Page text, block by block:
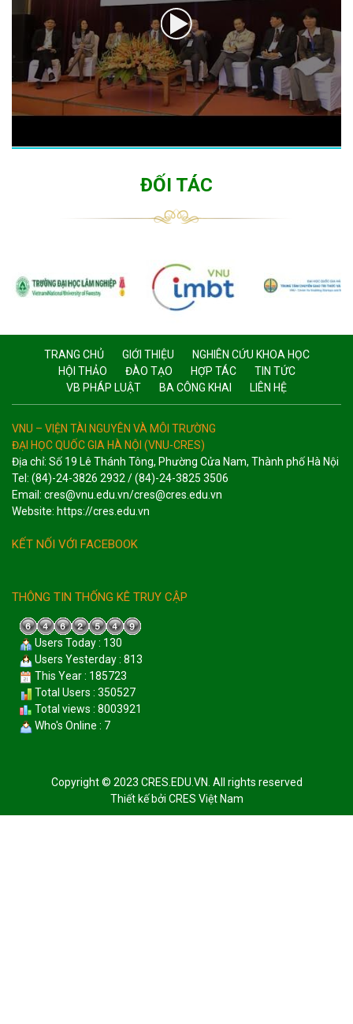
ĐỐI TÁC
TRANG CHỦ GIỚI THIỆU
NGHIÊN CỨU KHOA HỌC
HỘI THẢO
ĐÀO TẠO HỢP TÁC
TIN TỨC
VB PHÁP LUẬT
BA CÔNG KHAI LIÊN HỆ
VNU – VIỆN TÀI NGUYÊN VÀ MÔI TRƯỜNG
ĐẠI HỌC QUỐC GIA HÀ NỘI (VNU-CRES)
Địa chỉ: Số 19 Lê Thánh Tông, Phường Cửa Nam, Thành phố Hà Nội
Tel: (84)-24-3826 2932 / (84)-24-3825 3506
Email: cres@vnu.edu.vn/cres@cres.edu.vn
Website: https://cres.edu.vn
KẾT NỐI VỚI FACEBOOK
THÔNG TIN THỐNG KÊ TRUY CẬP
Users Today : 130
Users Yesterday : 813
This Year : 185723
Total Users : 350527
Total views : 8003921
Who's Online : 7
Copyright © 2023 CRES.EDU.VN. All rights reserved
Thiết kế bởi CRES Việt Nam